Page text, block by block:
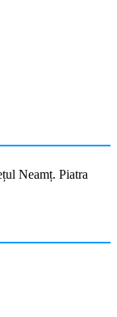
Neamț. Piatra